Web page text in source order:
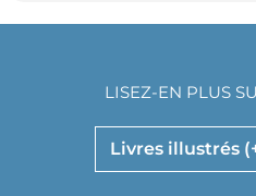
Livres illustrés
LISEZ-EN PLUS